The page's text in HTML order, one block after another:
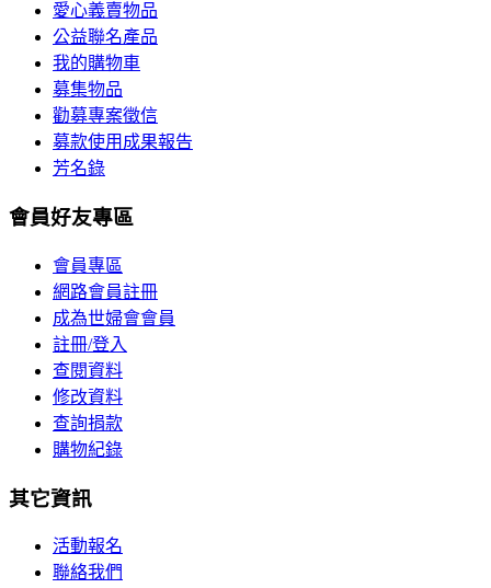
愛心義賣物品
公益聯名產品
我的購物車
募集物品
勸募專案徵信
募款使用成果報告
芳名錄
會員好友專區
會員專區
網路會員註冊
成為世婦會會員
註冊/登入
查閱資料
修改資料
查詢捐款
購物紀錄
其它資訊
活動報名
聯絡我們